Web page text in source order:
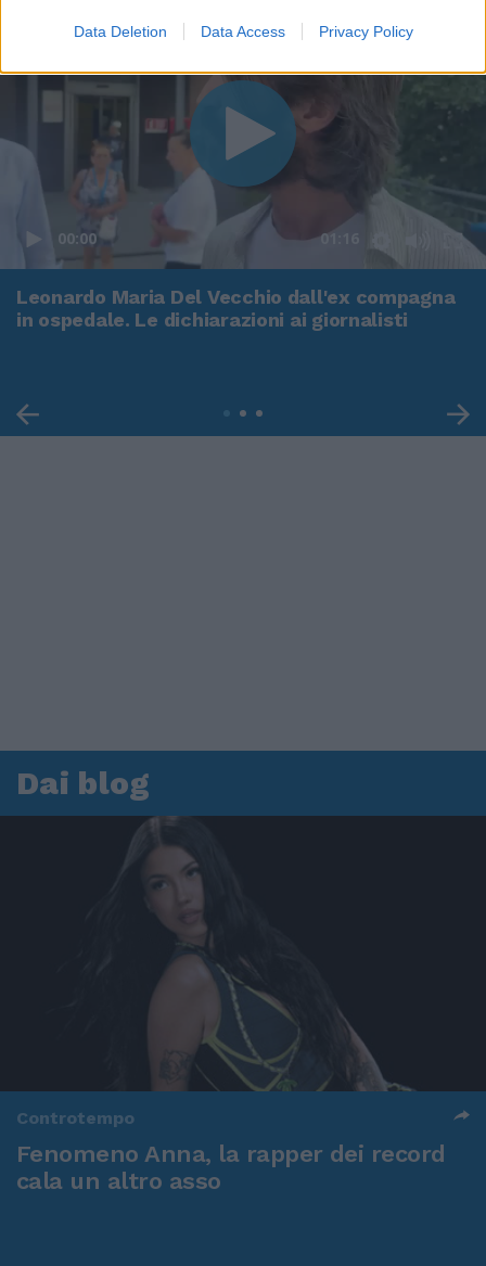
Data Deletion Data Access Privacy Policy
00:00 01:16
Leonardo Maria Del Vecchio dall'ex compagna
in ospedale. Le dichiarazioni ai giornalisti
Dai blog
Controtempo
Fenomeno Anna, la rapper dei record
cala un altro asso